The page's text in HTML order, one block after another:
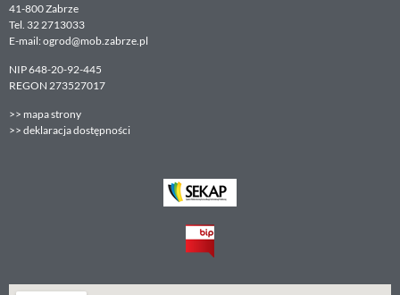
41-800 Zabrze
Tel. 32 2713033
E-mail: ogrod@mob.zabrze.pl
NIP 648-20-92-445
REGON 273527017
>> mapa strony
>> deklaracja dostępności